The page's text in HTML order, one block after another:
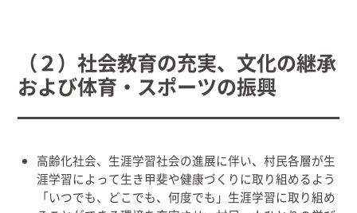
（２）社会教育の充実、文化の継承
および体育・スポーツの振興
高齢化社会、生涯学習社会の進展に伴い、村民各層が生
涯学習によって生き甲斐や健康づくりに取り組めるよう
「いつでも、どこでも、何度でも」生涯学習に取り組め